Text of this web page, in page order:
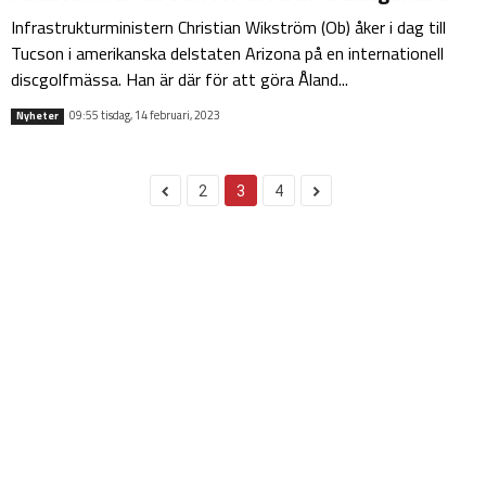
Infrastrukturministern Christian Wikström (Ob) åker i dag till
Tucson i amerikanska delstaten Arizona på en internationell
discgolfmässa. Han är där för att göra Åland...
Nyheter 09:55 tisdag, 14 februari, 2023
2 3 4